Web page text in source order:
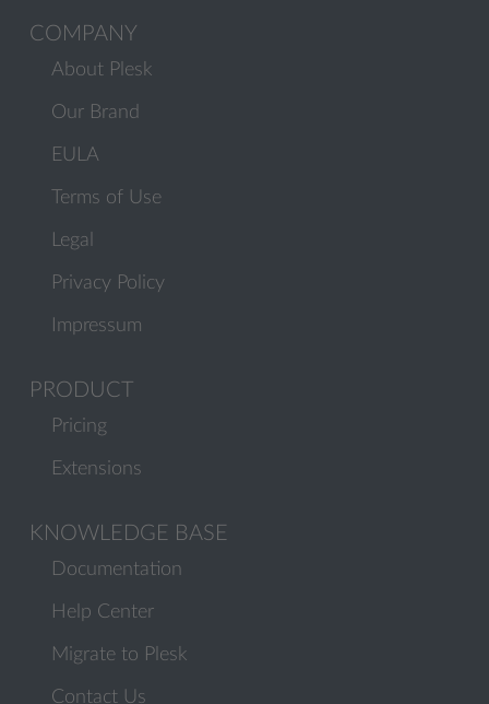
COMPANY
About Plesk
Our Brand
EULA
Terms of Use
Legal
Privacy Policy
Impressum
PRODUCT
Pricing
Extensions
KNOWLEDGE BASE
Documentation
Help Center
Migrate to Plesk
Contact Us